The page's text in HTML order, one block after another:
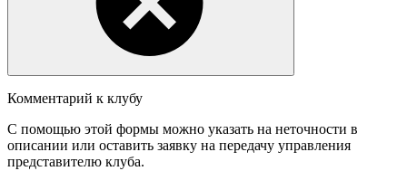
Комментарий к клубу
С помощью этой формы можно указать на неточности в
описании или оставить заявку на передачу управления
представителю клуба.